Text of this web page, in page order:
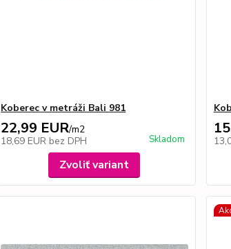
Koberec v metráži Bali 981
22,99 EUR/m2
18,69 EUR bez DPH Skladom
Zvoliť variant